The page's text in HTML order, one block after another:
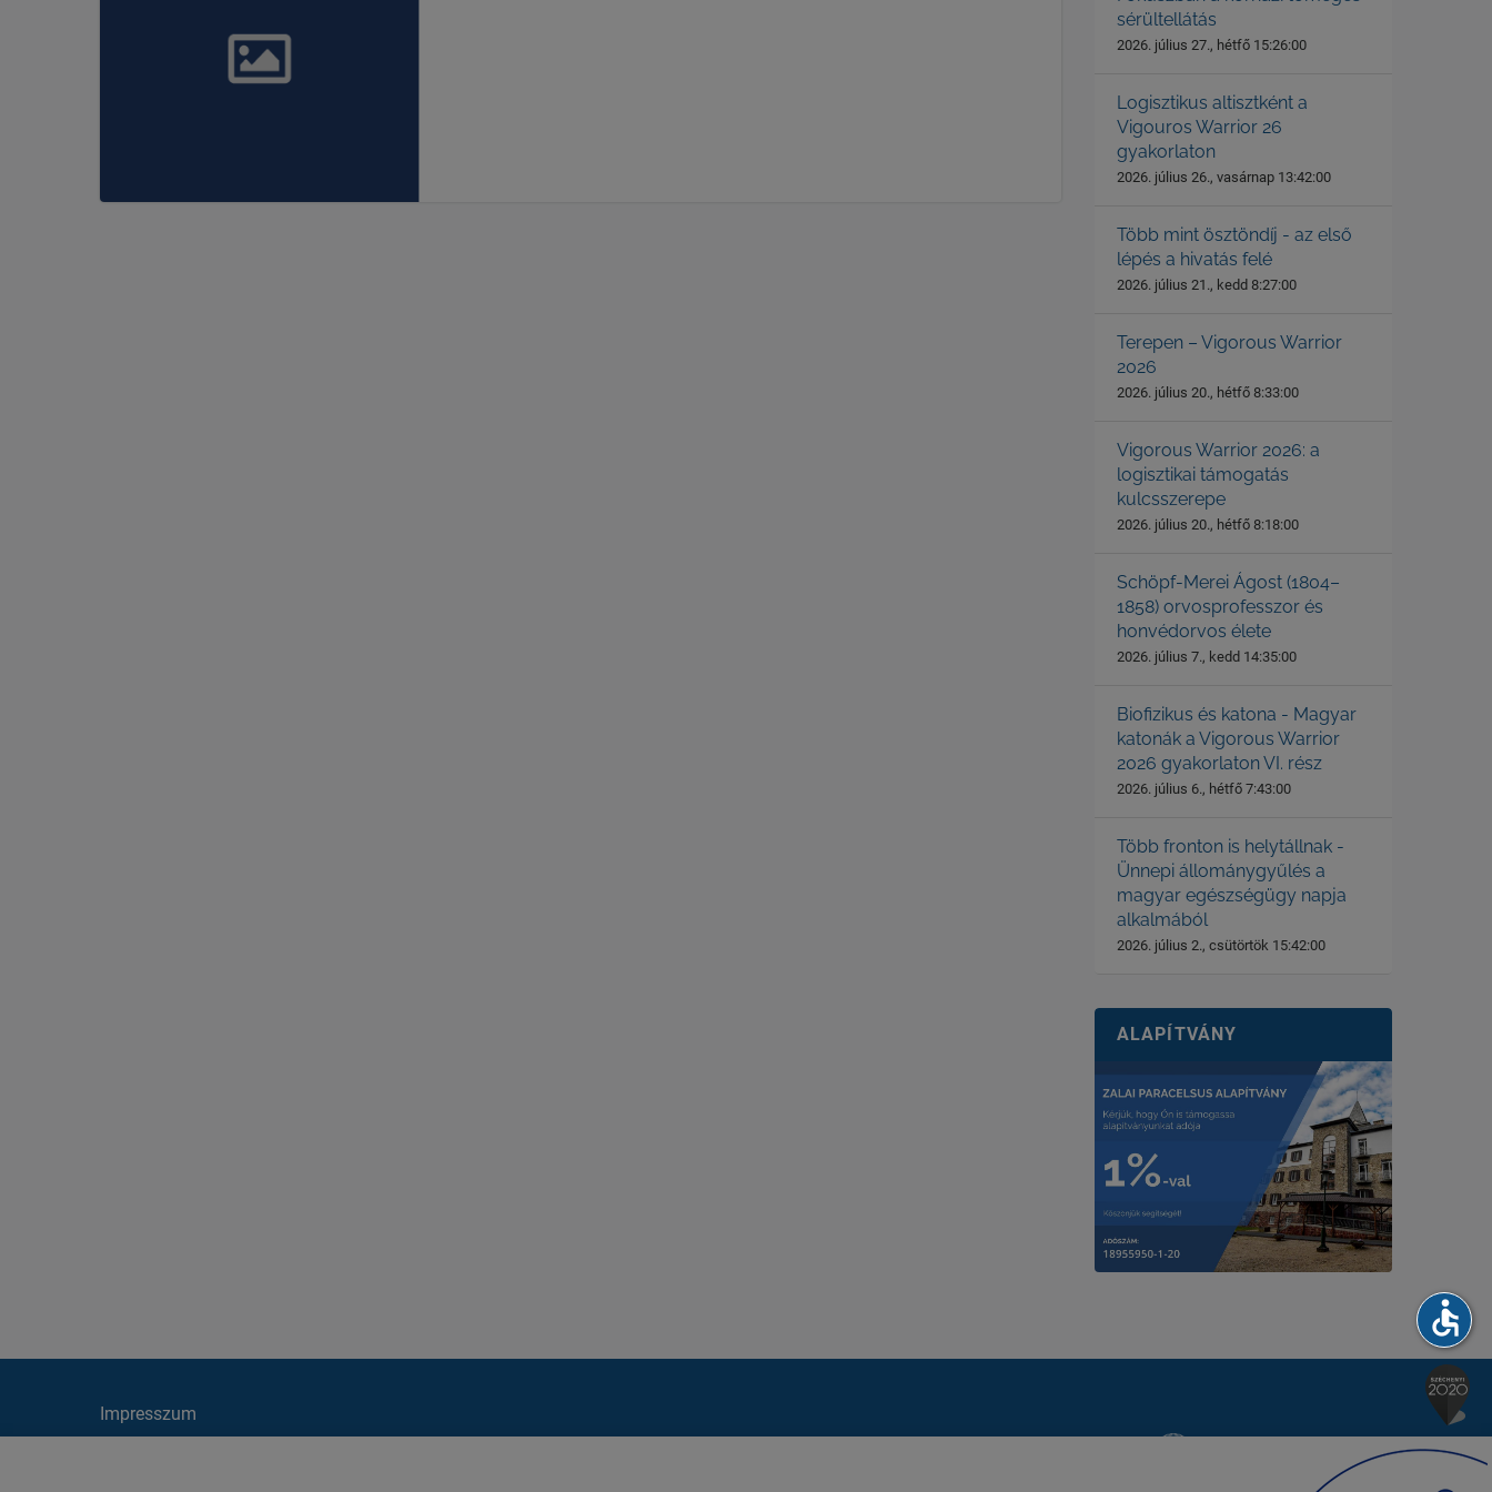
sérültellátás
2026. július 27., hétfő 15:26:00
Logisztikus altisztként a
Vigouros Warrior 26
gyakorlaton
2026. július 26., vasárnap 13:42:00
Több mint ösztöndíj - az első
lépés a hivatás felé
2026. július 21., kedd 8:27:00
Terepen – Vigorous Warrior
2026
2026. július 20., hétfő 8:33:00
Vigorous Warrior 2026: a
logisztikai támogatás
kulcsszerepe
2026. július 20., hétfő 8:18:00
Schöpf-Merei Ágost (1804–
1858) orvosprofesszor és
honvédorvos élete
2026. július 7., kedd 14:35:00
Biofizikus és katona - Magyar
katonák a Vigorous Warrior
2026 gyakorlaton VI. rész
2026. július 6., hétfő 7:43:00
Több fronton is helytállnak -
Ünnepi állománygyűlés a
magyar egészségügy napja
alkalmából
2026. július 2., csütörtök 15:42:00
ALAPÍTVÁNY
Impresszum
accessible